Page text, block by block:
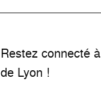
Restez connecté
de Lyon !